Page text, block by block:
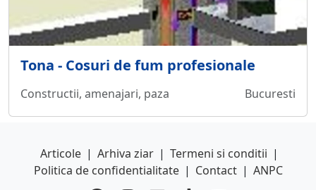
Tona - Cosuri de fum profesionale
Constructii, amenajari, paza Bucuresti
Articole | Arhiva ziar | Termeni si conditii |
Politica de confidentialitate | Contact | ANPC